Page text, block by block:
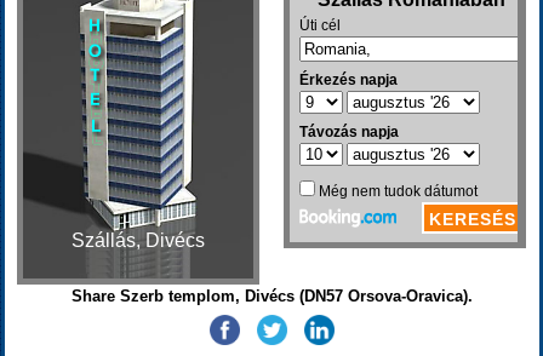
Szállás, Divécs
Share Szerb templom, Divécs (DN57 Orsova-Oravica).